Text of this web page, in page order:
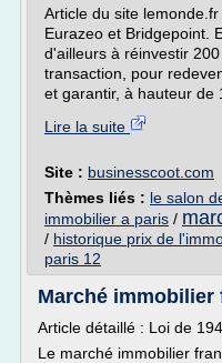
Article du site
Eurazeo et Bridgepoint.
d'ailleurs à réinvestir
transaction, pour
et garantir, à hauteur de
Lire la suite
Site : businesscoot.com
Thèmes liés : le salon
immobilier a paris /
/ historique prix de
paris 12
Marché
Article détaillé : Loi de
Le marché immobilier